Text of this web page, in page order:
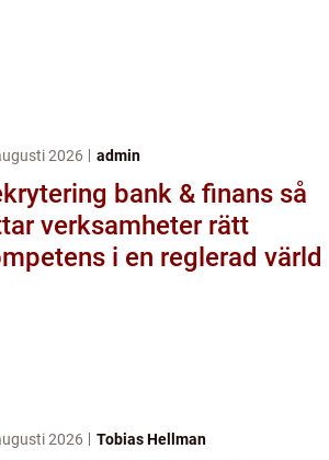
2026 admin
bank & finans så
verksamheter rätt
i en reglerad värld
2026 Tobias Hellman